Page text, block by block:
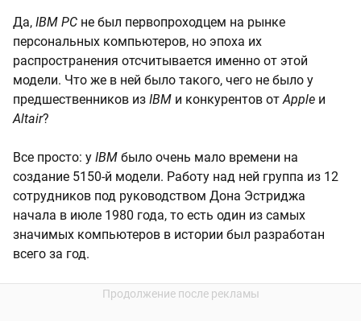
Да, IBM PC не был первопроходцем на рынке
персональных компьютеров, но эпоха их
распространения отсчитывается именно от этой
модели. Что же в ней было такого, чего не было у
предшественников из IBM и конкурентов от Apple и
Altair?
Все просто: у IBM было очень мало времени на
создание 5150-й модели. Работу над ней группа из 12
сотрудников под руководством Дона Эстриджа
начала в июле 1980 года, то есть один из самых
значимых компьютеров в истории был разработан
всего за год.